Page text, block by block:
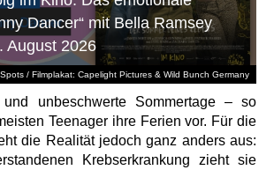
/ Filmplakat: Capelight Pictures & Wild Bunch Germany
Dancer“ mit Bella Ramsey
August 2026
und unbeschwerte Sommertage – so
Teenager ihre Ferien vor. Für die
die Realität jedoch ganz anders aus:
Krebserkrankung zieht sie